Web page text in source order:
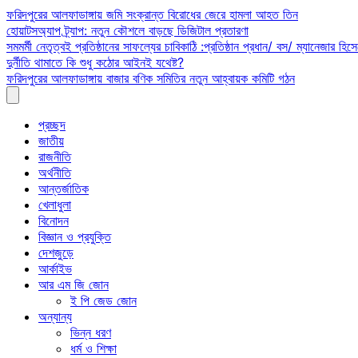
Skip
to
content
ফরিদপুরের আলফাডাঙ্গায় জমি সংক্রান্ত বিরোধের জেরে হামলা আহত তিন
হোয়াটসঅ্যাপ ট্র্যাপ: নতুন কৌশলে বাড়ছে ডিজিটাল প্রতারণা
সমমর্মী নেতৃত্বই প্রতিষ্ঠানের সাফল্যের চাবিকাঠি :প্রতিষ্ঠান প্রধান/ বস/ ম্যানেজার
দুর্নীতি থামাতে কি শুধু কঠোর আইনই যথেষ্ট?
ফরিদপুরের আলফাডাঙ্গায় বাজার বণিক সমিতির নতুন আহ্বায়ক কমিটি গঠন
প্রচ্ছদ
জাতীয়
রাজনীতি
অর্থনীতি
আন্তর্জাতিক
খেলাধুলা
বিনোদন
বিজ্ঞান ও প্রযুক্তি
দেশজুড়ে
আর্কাইভ
আর এম জি জোন
ই পি জেড জোন
অন্যান্য
ভিন্ন ধরণ
ধর্ম ও শিক্ষা